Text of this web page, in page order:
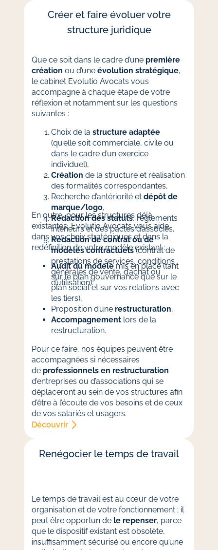
confidentialité).
Créer et faire évoluer votre
structure juridique
Que ce soit dans le cadre d’une première
création ou d’uneévolution stratégique,
le cabinet Evolutio Avocats vous
accompagne à chaque étape de votre
réflexion et notamment sur les questions
suivantes :
Choix de lastructure adaptée
(qu’elle soit commerciale, civile ou
dans le cadre d’un exercice
individuel),
Création de la structure et réalisation
des formalités correspondantes,
Recherche d’antériorité etdépôt de
marque/logo,
Rédaction des statuts, règlements
intérieurs et des pactes d’associés,
Rédaction de contrat ou de
modèles contractuels(contrat de
prestations de services, conditions
générales de vente, d’achat ou
d’utilisation).
En outre, pour les structures déjà
existantes, Evolutio Avocats vous aide
dans vos choix stratégiques et dans la
redéfinition de votre modèle existant :
Audit du modèle mis en place (tant
sur le plan gouvernance que sur le
plan social et sur vos relations avec
les tiers),
Proposition d’une restructuration,
Accompagnement lors de la
restructuration.
Pour ce faire, nos équipes peuvent être
accompagnées si nécessaires
de professionnels en restructuration
d’entreprises ou d’associations qui se
déplaceront au sein de vos structures afin
d’être à l’écoute de vos besoins et de ceux
de vos salariés et usagers.
Découvrir
Renégocier le temps de travail
Le temps de travail est au cœur de votre
organisation et de votre fonctionnement ; il
peut être opportun de le repenser, parce
que le dispositif existant est obsolète,
insuffisamment sécurisé ou encore qu’une